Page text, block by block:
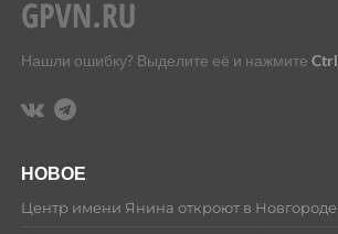
Нашли ошибку? Выделите её и нажмите
НОВОЕ
Центр имени Янина откроют в Новгороде